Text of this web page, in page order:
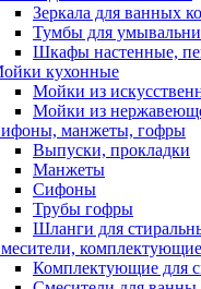
Зеркала для ванных
Тумбы для
Шкафы настенные,
кухонные
Мойки из
Мойки из
манжеты, гофры
Выпуски, прокладки
Манжеты
Сифоны
Трубы гофры
Шланги для
комплектующие
Комплектующие для